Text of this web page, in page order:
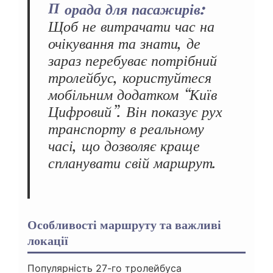
Порада для пасажирів:
Щоб не витрачати час на
очікування та знати, де
зараз перебуває потрібний
тролейбус, користуйтеся
мобільним додатком “Київ
Цифровий”. Він показує рух
транспорту в реальному
часі, що дозволяє краще
спланувати свій маршрут.
Особливості маршруту та важливі
локації
Популярність 27-го тролейбуса